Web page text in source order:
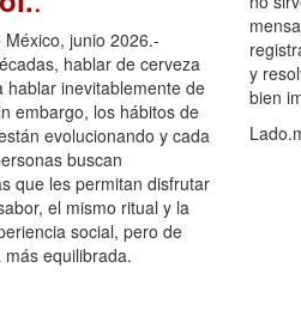
México, junio 2026.-
hablar de cerveza
hablar inevitablemente de
embargo, los hábitos de
evolucionando y cada
buscan
que les permitan disfrutar
el mismo ritual y la
social, pero de
más equilibrada.
y
bien